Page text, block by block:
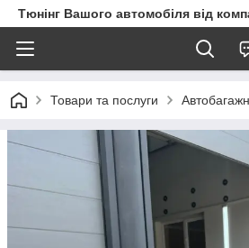
Тюнінг Вашого автомобіля від
Товари та послуги